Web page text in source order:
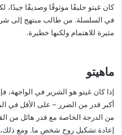
كان غيتو حليفًا موثوقًا وصديقًا جيدًا،
في السلسلة. من طالب مبتهج إلى
مثيرة للاهتمام ولكنها خطيرة.
ماهيتو
إذا كان غيتو هو الشرير في
أكبر قدر من الضرر – على الأقل في
من الدرجة الخاصة مع قدر هائل من
إعادة تشكيل روح شخص ما. ومع